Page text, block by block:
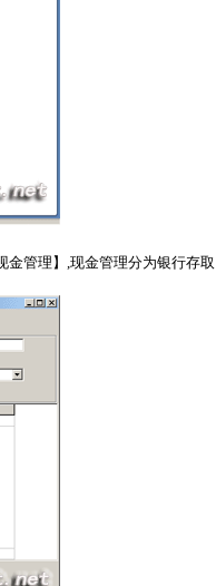
金管理】,现金管理分为银行存取